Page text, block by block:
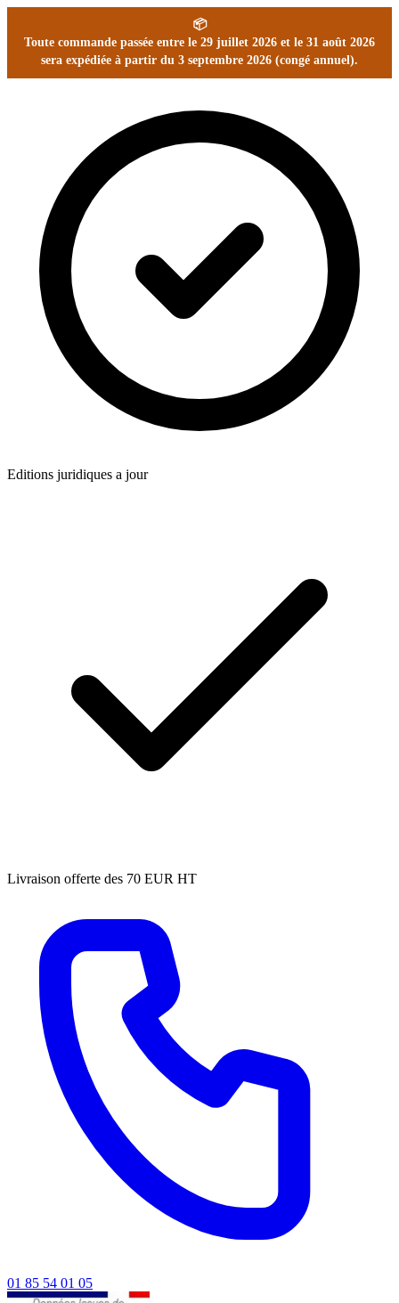
📦
Toute commande passée entre le 29 juillet 2026 et le 31 août 2026
sera expédiée à partir du 3 septembre 2026 (congé annuel).
Editions juridiques a jour
Livraison offerte des 70 EUR HT
01 85 54 01 05